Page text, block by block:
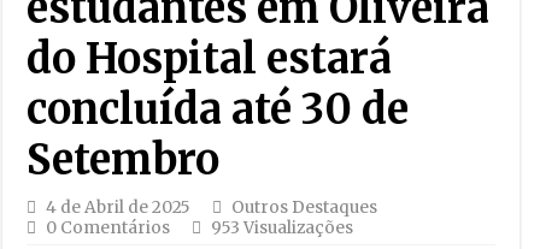
do Hospital estará
concluída até 30 de
Setembro
4 de Abril de 2025
Outros Destaques
0 Comentários
953 Visualizações